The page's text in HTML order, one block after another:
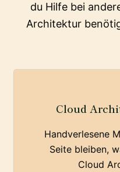
du Hilfe bei
Architektur
Cloud
Handverlesene
Seite bleiben,
Cloud